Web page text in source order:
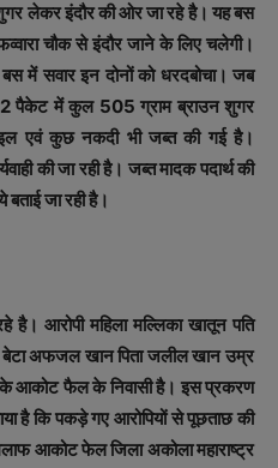
लेकर इंदौर की ओर जा रहे है। यह बस
चौक से इंदौर जाने के लिए चलेगी।
में सवार इन दोनों को धरदबोचा। जब
2 पैकेट में कुल 505 ग्राम ब्राउन शुगर
एवं कुछ नकदी भी जब्त की गई है।
की जा रही है। जब्त मादक पदार्थ की
जा रही है।
है। आरोपी महिला मल्लिका खातून पति
अफजल खान पिता जलील खान उम्र
के आकोट फैल के निवासी है। इस प्रकरण
है कि पकड़े गए आरोपियों से पूछताछ की
आकोट फेल जिला अकोला महाराष्ट्र